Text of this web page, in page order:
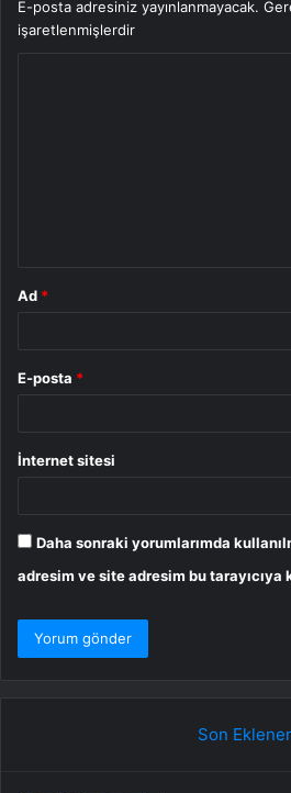
E-posta adresiniz yayınlanmayacak.
işaretlenmişlerdir
Ad *
E-posta *
İnternet sitesi
Daha sonraki yorumlarımda
adresim ve site adresim bu tarayıcıya
Son